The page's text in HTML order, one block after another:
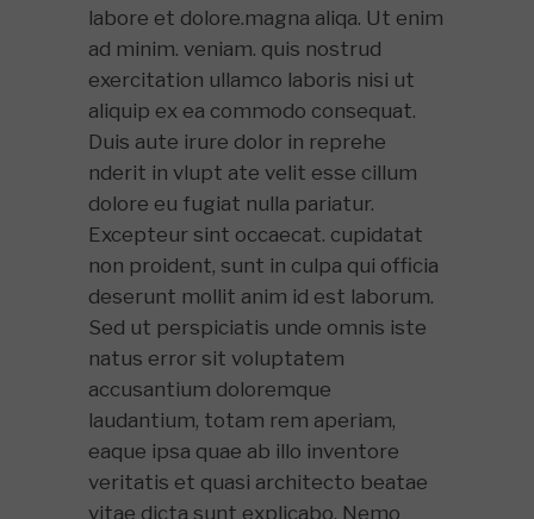
labore et dolore.magna aliqa. Ut enim
ad minim. veniam. quis nostrud
exercitation ullamco laboris nisi ut
aliquip ex ea commodo consequat.
Duis aute irure dolor in reprehe
nderit in vlupt ate velit esse cillum
dolore eu fugiat nulla pariatur.
Excepteur sint occaecat. cupidatat
non proident, sunt in culpa qui officia
deserunt mollit anim id est laborum.
Sed ut perspiciatis unde omnis iste
natus error sit voluptatem
accusantium doloremque
laudantium, totam rem aperiam,
eaque ipsa quae ab illo inventore
veritatis et quasi architecto beatae
vitae dicta sunt explicabo. Nemo